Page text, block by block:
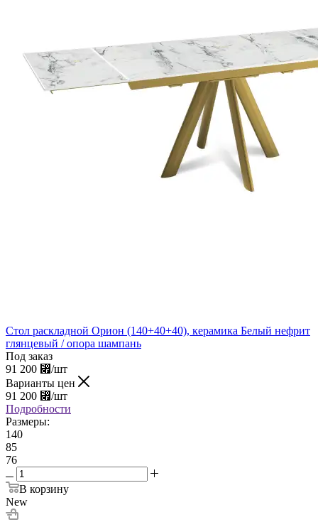
Стол раскладной Орион (140+40+40), керамика Белый нефрит
глянцевый / опора шампань
Под заказ
91 200 ⃏/шт
Варианты цен
91 200 ⃏/шт
Подробности
Размеры:
140
85
76
В корзину
New